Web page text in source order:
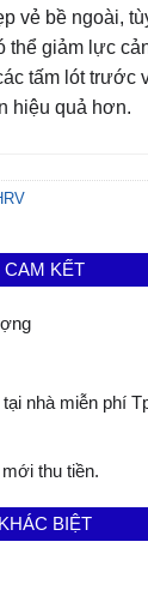
vẻ bề ngoài,
thể giảm lực
tấm lót trước
hiệu quả hơn.
CAM KẾT
tại nhà miễn phí
thu tiền.
KHÁC BIỆT